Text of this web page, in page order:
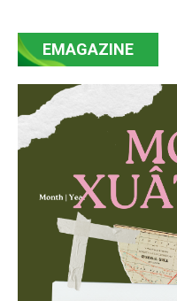
mạnh mẽ, thúc đẩy
minh bạch hóa chuỗi
then chốt là nông
EMAGAZINE